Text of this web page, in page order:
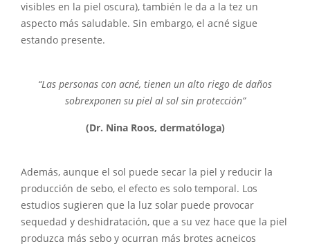
visibles en la piel oscura), también le da a la tez un
aspecto más saludable. Sin embargo, el acné sigue
estando presente.
“Las personas con acné, tienen un alto riego de daños
sobrexponen su piel al sol sin protección”
(Dr. Nina Roos, dermatóloga)
Además, aunque el sol puede secar la piel y reducir la
producción de sebo, el efecto es solo temporal. Los
estudios sugieren que la luz solar puede provocar
sequedad y deshidratación, que a su vez hace que la piel
produzca más sebo y ocurran más brotes acneicos